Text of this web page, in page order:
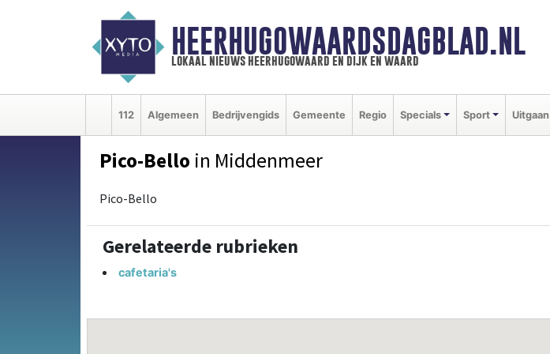
HEERHUGOWAARDSDAGBLAD.NL
lokaal nieuws heerhugowaard en dijk en waard
112 Algemeen Bedrijvengids Gemeente Regio Specials Sport Uitgaan
Pico-Bello in Middenmeer
Pico-Bello
Gerelateerde rubrieken
cafetaria's